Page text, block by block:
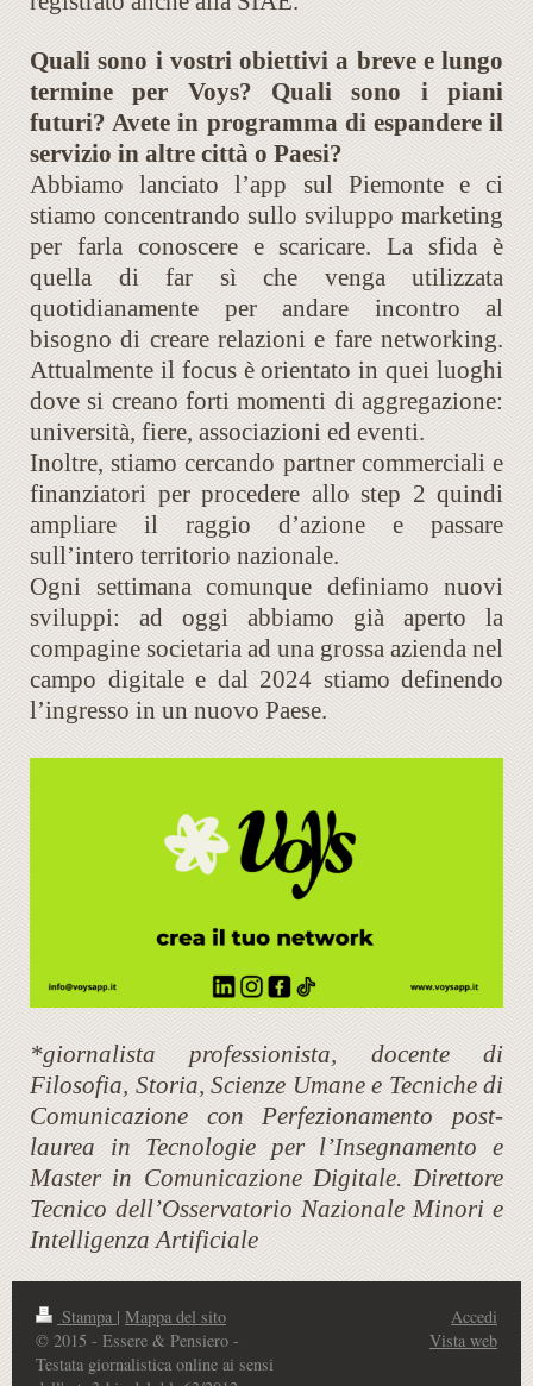
Quali sono i vostri obiettivi a breve e lungo
termine per Voys? Quali sono i piani
futuri? Avete in programma di espandere il
servizio in altre città o Paesi?
Abbiamo lanciato l’app sul Piemonte e ci
stiamo concentrando sullo sviluppo marketing
per farla conoscere e scaricare. La sfida è
quella di far sì che venga utilizzata
quotidianamente per andare incontro al
bisogno di creare relazioni e fare networking.
Attualmente il focus è orientato in quei luoghi
dove si creano forti momenti di aggregazione:
università, fiere, associazioni ed eventi.
Inoltre, stiamo cercando partner commerciali e
finanziatori per procedere allo step 2 quindi
ampliare il raggio d’azione e passare
sull’intero territorio nazionale.
Ogni settimana comunque definiamo nuovi
sviluppi: ad oggi abbiamo già aperto la
compagine societaria ad una grossa azienda nel
campo digitale e dal 2024 stiamo definendo
l’ingresso in un nuovo Paese.
*giornalista professionista, docente di
Filosofia, Storia, Scienze Umane e Tecniche di
Comunicazione con Perfezionamento post-
laurea in Tecnologie per l’Insegnamento e
Master in Comunicazione Digitale. Direttore
Tecnico dell’Osservatorio Nazionale Minori e
Intelligenza Artificiale
Stampa | Mappa del sito
© 2015 - Essere & Pensiero -
Testata giornalistica online ai sensi
Accedi
Vista web